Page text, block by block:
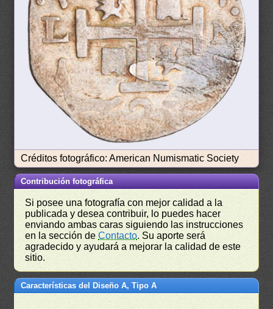
Créditos fotográfico: American Numismatic Society
Contribución fotográfica
Si posee una fotografía con mejor calidad a la
publicada y desea contribuir, lo puedes hacer
enviando ambas caras siguiendo las instrucciones
en la sección deContacto. Su aporte será
agradecido y ayudará a mejorar la calidad de este
sitio.
Características del Diseño A, Tipo A